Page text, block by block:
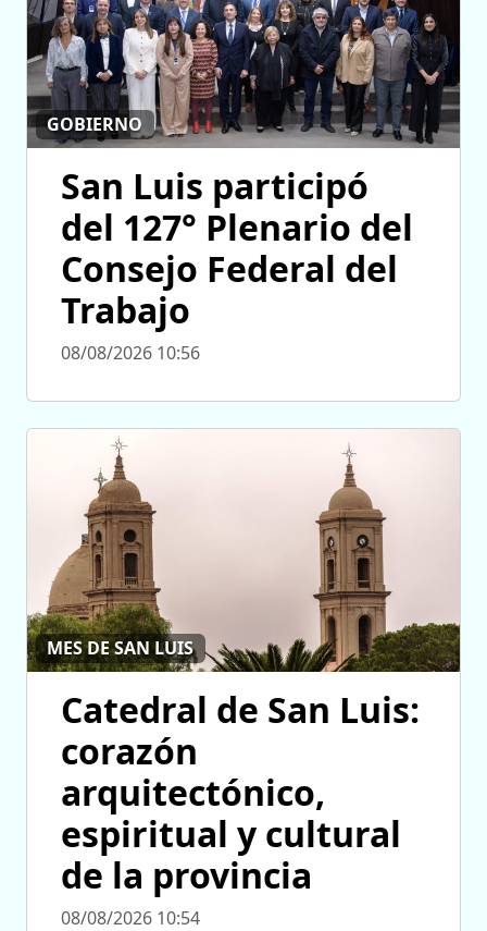
GOBIERNO
San Luis participó
del 127° Plenario del
Consejo Federal del
Trabajo
08/08/2026 10:56
MES DE SAN LUIS
Catedral de San Luis:
corazón
arquitectónico,
espiritual y cultural
de la provincia
08/08/2026 10:54